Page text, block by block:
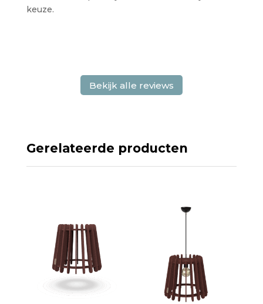
keuze.
Bekijk alle reviews
Gerelateerde producten